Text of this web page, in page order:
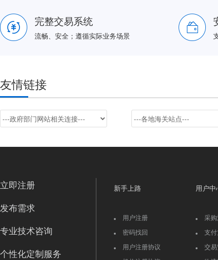
完整交易系统
流畅、安全；遵循实际业务场景
友情链接
立即注册
发布需求
专业技术咨询
个性化定制服务
新手上路
用户注册
密码找回
用户注册协议
用户中
采
支
交